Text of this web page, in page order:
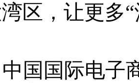
区，让更多
国国际电子